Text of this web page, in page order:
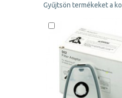
Gyűjtsön termékeket a